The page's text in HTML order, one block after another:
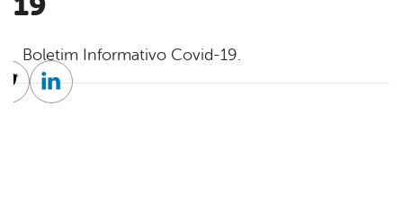
Boletim Informativo Covid-19.
TwitterLinkedin